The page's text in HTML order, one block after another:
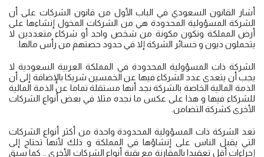
أشار القانون السعودي في الباب الأول من قانون الشركات على أن
الشركة المسؤولية المحدودة هي من الشركات المخول إنشاءها على
أرض المملكة وتكون مكونة من شخص واحد أو شركاء متعددين لا
يتحملون ديون و خسائر الشركة إلا في حدود حصتهم من رأس مالها.
الشركة ذات المسؤولية المحدودة في المملكة العربية السعودية لا
يجب أن يتعدى عدد الشركاء فيها عن الخمسين شريكا بالإضافة إلى أن
الذمة المالية الخاصة بالشركة نجد أنها مستقلة تماما عن الذمة المالية
للشركاء فيها و هذا على عكس ما نجده مثلا في بعض أنواع الشركات
الأخرى كشركة التضامن.
تعد الشركة ذات المسؤولية المحدودة واحدة من أكثر أنواع الشركات
التي يقبل الناس على إنشاؤها في المملكة و ذلك لأنها تحتاج إلى
إجراءات أقل تعقيدا بالمقارنة مع بقية أنواع الشركات الأخرى .. كما سبق